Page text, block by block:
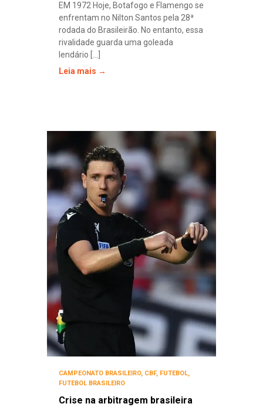
EM 1972 Hoje, Botafogo e Flamengo se
enfrentam no Nilton Santos pela 28ª
rodada do Brasileirão. No entanto, essa
rivalidade guarda uma goleada
lendário [...]
Leia mais →
CAMPEONATO BRASILEIRO, CBF, FUTEBOL,
FUTEBOL BRASILEIRO
Crise na arbitragem brasileira